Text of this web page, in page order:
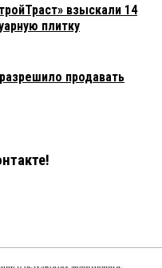
взыскали 14
плитку
продавать